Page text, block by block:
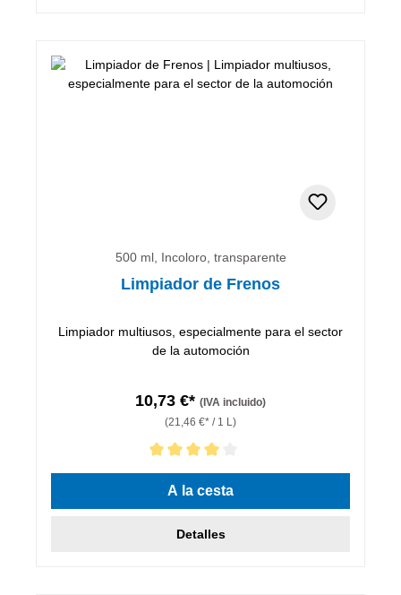
500 ml, Incoloro, transparente
Limpiador de Frenos
Limpiador multiusos, especialmente para el sector
de la automoción
10,73 €* (IVA incluido)
(21,46 €* / 1 L)
Calificación promedio de 4 de 5 estrellas
A la cesta
Detalles